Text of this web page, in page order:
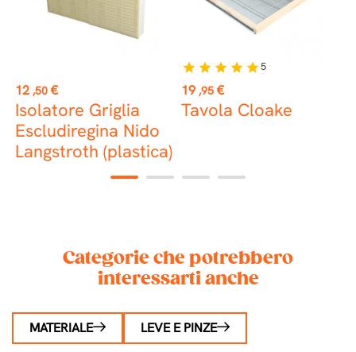
Prezzo
12 ,50 €
Isolatore Griglia
Escludiregina Nido
Langstroth (plastica)
Prezzo
19 ,95 €
Tavola Cloake
star star star star star5
1 2 3 4
Categorie che potrebbero
interessarti anche
MATERIALE LEVE E PINZE